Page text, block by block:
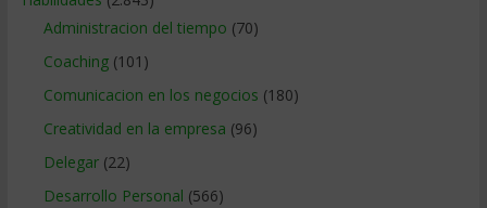
Administracion del tiempo (70)
Coaching(101)
Comunicacion en los negocios (180)
Creatividad en la empresa (96)
Delegar(22)
Desarrollo Personal (566)